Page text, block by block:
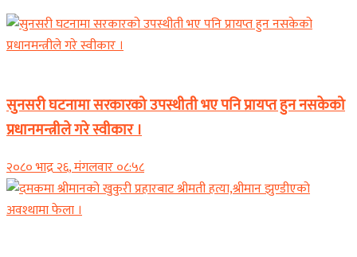
सुनसरी घटनामा सरकारको उपस्थीती भए पनि प्रायप्त हुन नसकेको
प्रधानमन्त्रीले गरे स्वीकार ।
२०८० भाद्र २६, मंगलवार ०८:५८